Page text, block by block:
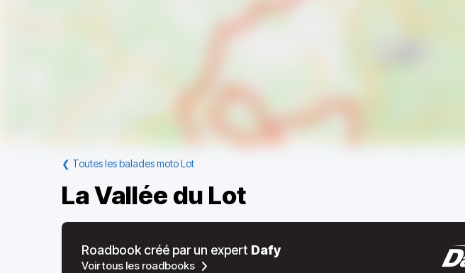
❮ Toutes les balades moto Lot
La Vallée du Lot
Roadbook créé par un expert Dafy
Voir tous les roadbooks